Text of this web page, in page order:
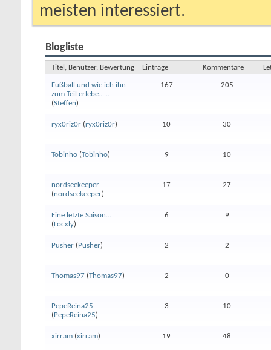
meisten interessiert.
Blogliste
Titel, Benutzer, Bewertung Einträge Kommentare
Fußball und wie ich ihn
zum Teil erlebe......
(Steffen)
167 205
ryx0riz0r (ryx0riz0r) 10 30
Tobinho (Tobinho) 9 10
nordseekeeper
(nordseekeeper)
17 27
Eine letzte Saison...
(Locxly)
6 9
Pusher (Pusher) 2 2
Thomas97 (Thomas97) 2 0
PepeReina25
(PepeReina25)
3 10
xirram (xirram) 19 48